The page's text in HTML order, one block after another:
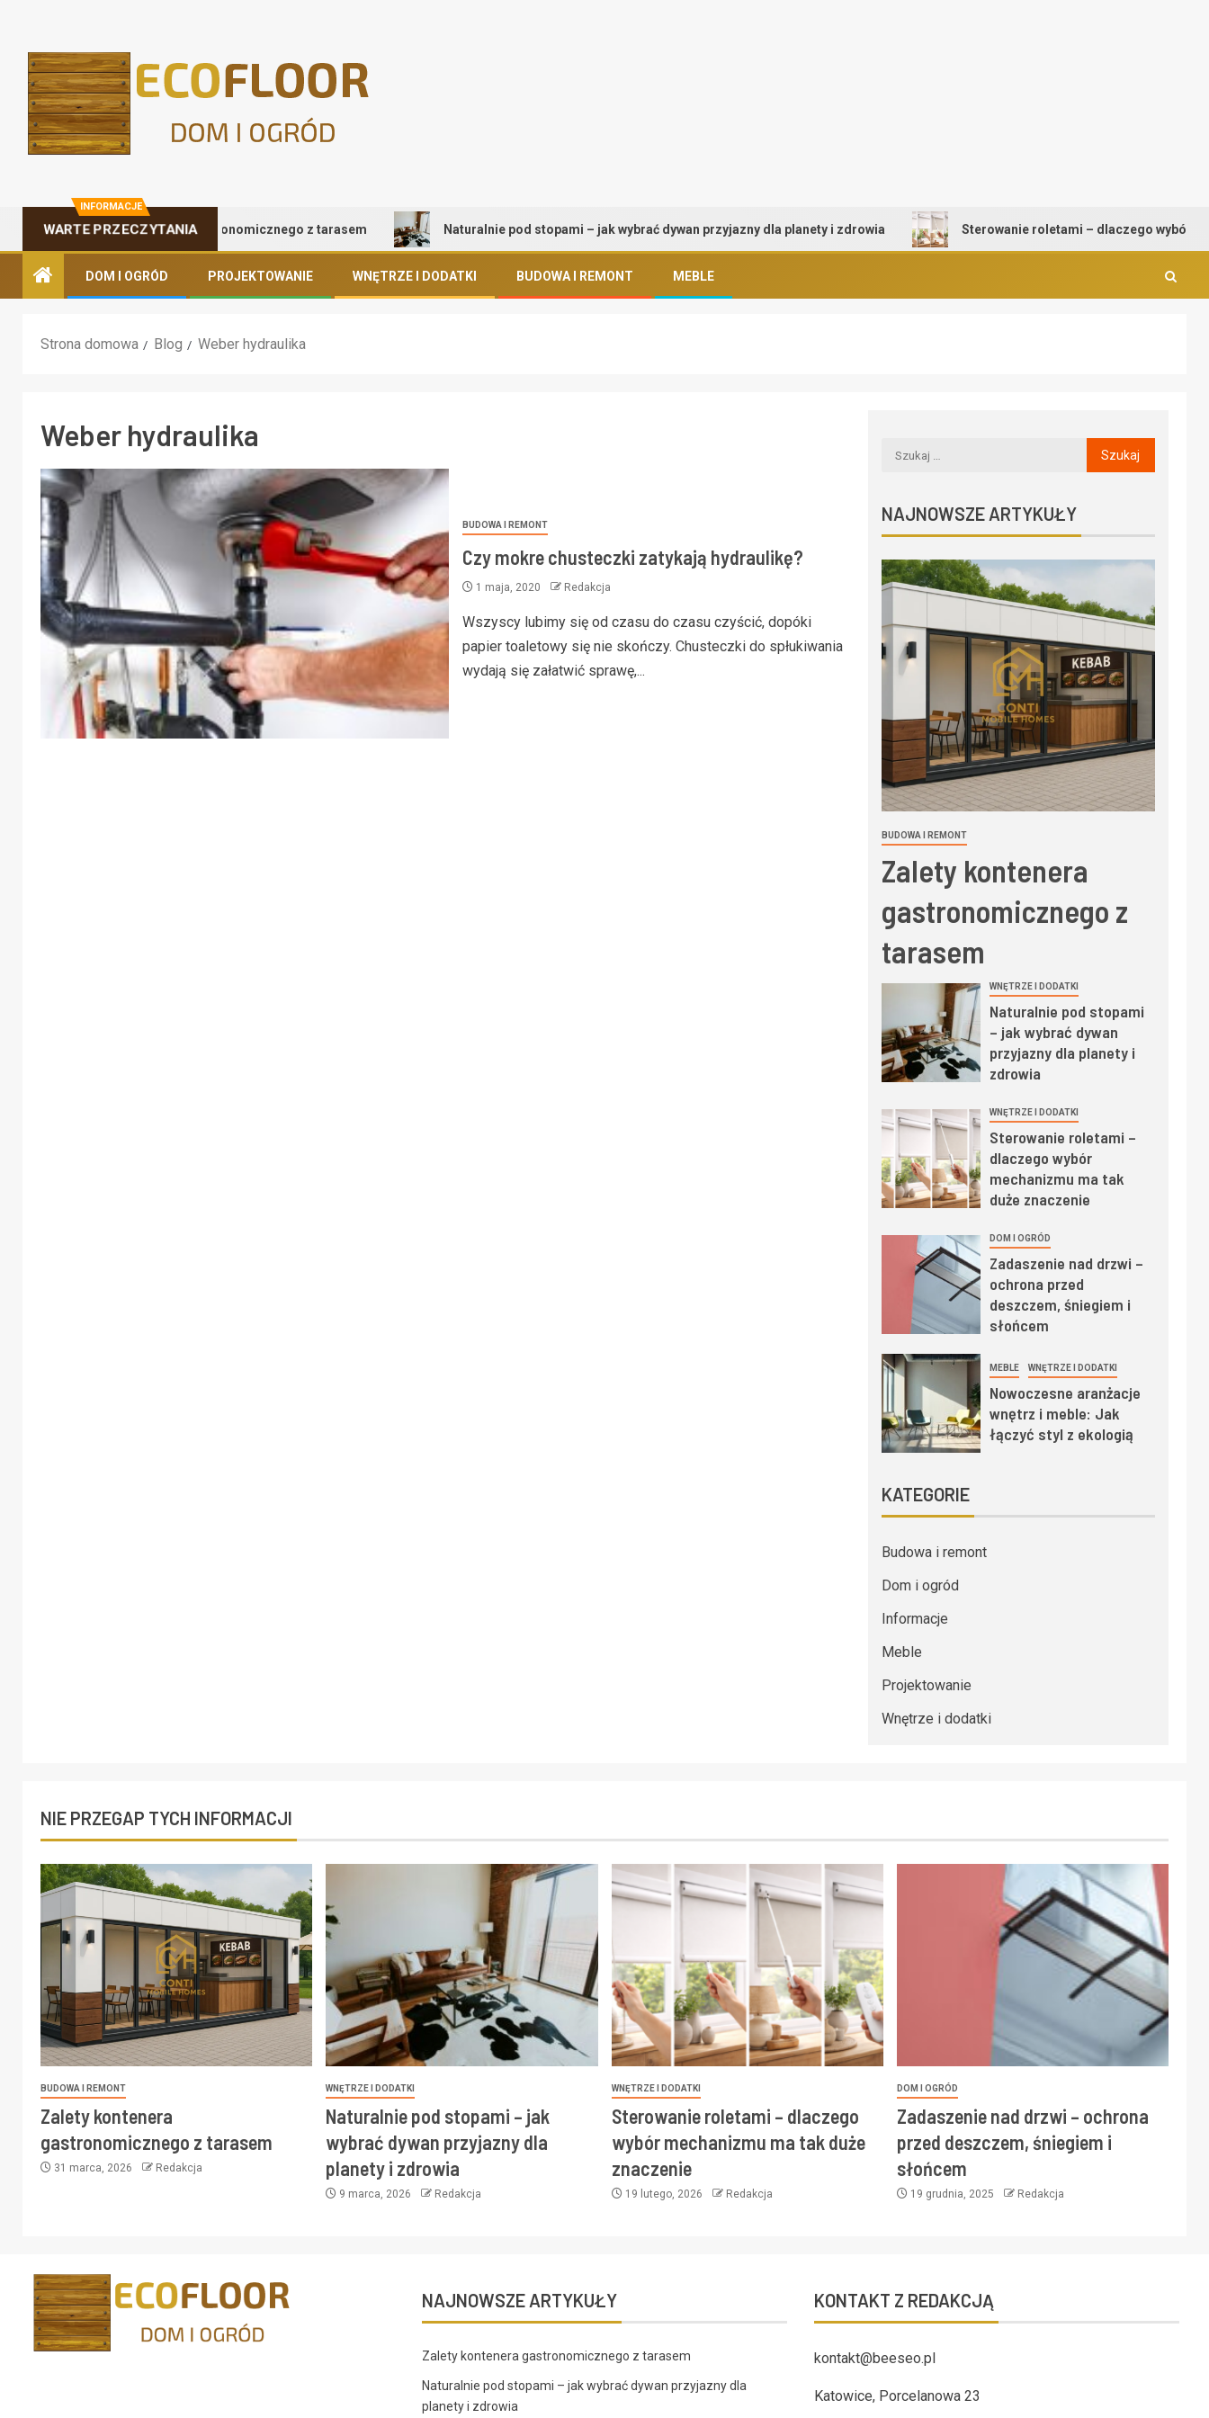
INFORMACJE
WARTE PRZECZYTANIA
Zalety kontenera gastronomicznego z tarasem Naturalnie pod stopami – jak wybrać dywan przyjazny dla planety i zdrowia Sterowanie roletami – dlaczego wybór
DOM I OGRÓD PROJEKTOWANIE WNĘTRZE I DODATKI BUDOWA I REMONT MEBLE
Strona domowa Blog Weber hydraulika
Weber hydraulika
BUDOWA I REMONT
Czy mokre chusteczki zatykają hydraulikę?
1 maja, 2020 Redakcja
Wszyscy lubimy się od czasu do czasu czyścić, dopóki
papier toaletowy się nie skończy. Chusteczki do spłukiwania
wydają się załatwić sprawę,...
NAJNOWSZE ARTYKUŁY
BUDOWA I REMONT
Zalety kontenera
gastronomicznego z
tarasem
WNĘTRZE I DODATKI
Naturalnie pod stopami
– jak wybrać dywan
przyjazny dla planety i
zdrowia
WNĘTRZE I DODATKI
Sterowanie roletami –
dlaczego wybór
mechanizmu ma tak
duże znaczenie
DOM I OGRÓD
Zadaszenie nad drzwi –
ochrona przed
deszczem, śniegiem i
słońcem
MEBLE WNĘTRZE I DODATKI
Nowoczesne aranżacje
wnętrz i meble: Jak
łączyć styl z ekologią
KATEGORIE
Budowa i remont
Dom i ogród
Informacje
Meble
Projektowanie
Wnętrze i dodatki
NIE PRZEGAP TYCH INFORMACJI
BUDOWA I REMONT
Zalety kontenera
gastronomicznego z tarasem
31 marca, 2026 Redakcja
WNĘTRZE I DODATKI
Naturalnie pod stopami – jak
wybrać dywan przyjazny dla
planety i zdrowia
9 marca, 2026 Redakcja
WNĘTRZE I DODATKI
Sterowanie roletami – dlaczego
wybór mechanizmu ma tak duże
znaczenie
19 lutego, 2026 Redakcja
DOM I OGRÓD
Zadaszenie nad drzwi – ochrona
przed deszczem, śniegiem i
słońcem
19 grudnia, 2025 Redakcja
NAJNOWSZE ARTYKUŁY
Zalety kontenera gastronomicznego z tarasem
Naturalnie pod stopami – jak wybrać dywan przyjazny dla
planety i zdrowia
KONTAKT Z REDAKCJĄ
kontakt@beeseo.pl
Katowice, Porcelanowa 23